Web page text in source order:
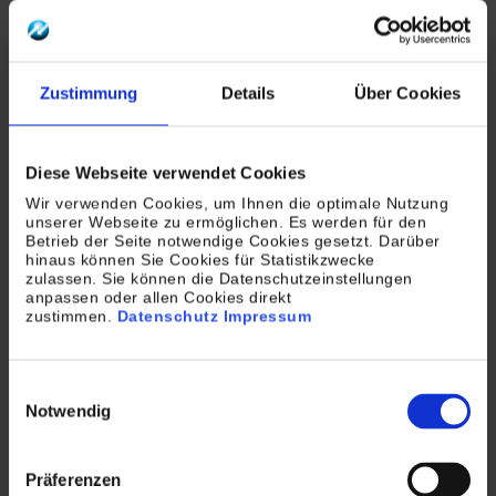
Zustimmung Details Über Cookies
Diese Webseite verwendet Cookies
Wir verwenden Cookies, um Ihnen die optimale Nutzung
unserer Webseite zu ermöglichen. Es werden für den
Betrieb der Seite notwendige Cookies gesetzt. Darüber
hinaus können Sie Cookies für Statistikzwecke
zulassen. Sie können die Datenschutzeinstellungen
anpassen oder allen Cookies direkt
zustimmen. Datenschutz Impressum
Notwendig
Präferenzen
Mitarbeiter bei zeitfressenden Routinearbeiten im
Unternehmen auf einen Partner setzen, der über
umfassende Expertise sowohl im Bereich der
Wir, die TROPPER DATA SERVICE AG, sind hierauf
spezialisiert. Wir beraten unsere Kunden umfassend
zu individuellen Möglichkeiten, Voraussetzungen und
Equipment, um Dokumente durch Digitalisieren in
wertvolle Assets zu verwandeln.
In zahlreichen Projekten haben wir so in